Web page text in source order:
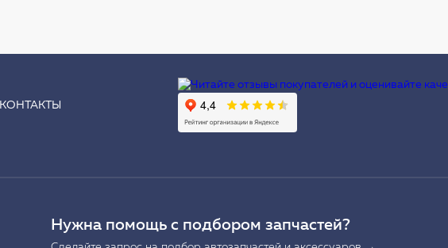
КОНТАКТЫ
Нужна помощь с подбором запчастей?